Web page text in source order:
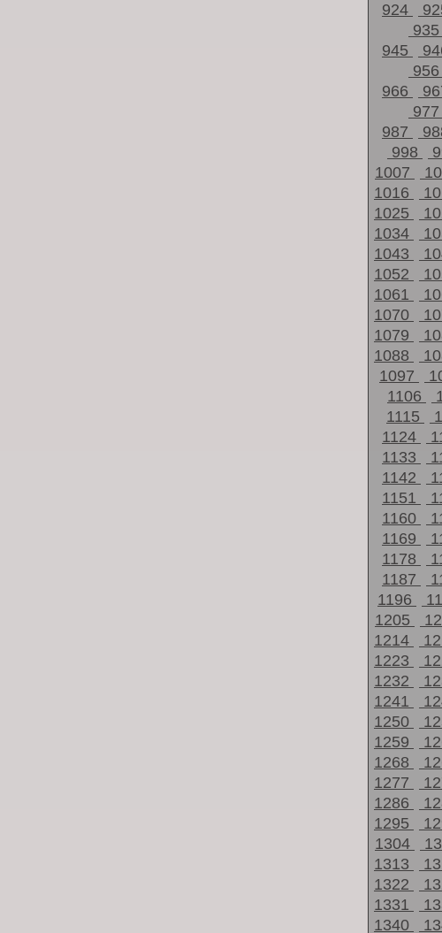
924
935
945
956
966
977
987
998
1007
1016
1025
1034
1043
1052
1061
1070
1079
1088
1097
1106
1115
1124
1133
1142
1151
1160
1169
1178
1187
1196
1205
1214
1223
1232
1241
1250
1259
1268
1277
1286
1295
1304
1313
1322
1331
1340